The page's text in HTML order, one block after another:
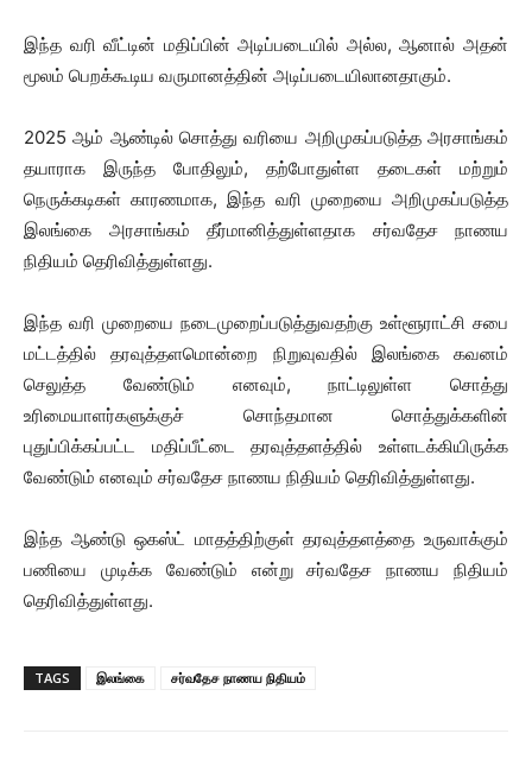
இந்த வரி வீட்டின் மதிப்பின் அடிப்படையில் அல்ல, ஆனால் அதன்
மூலம் பெறக்கூடிய வருமானத்தின் அடிப்படையிலானதாகும்.
2025 ஆம் ஆண்டில் சொத்து வரியை அறிமுகப்படுத்த அரசாங்கம்
தயாராக இருந்த போதிலும், தற்போதுள்ள தடைகள் மற்றும்
நெருக்கடிகள் காரணமாக, இந்த வரி முறையை அறிமுகப்படுத்த
இலங்கை அரசாங்கம் தீர்மானித்துள்ளதாக சர்வதேச நாணய
நிதியம் தெரிவித்துள்ளது.
இந்த வரி முறையை நடைமுறைப்படுத்துவதற்கு உள்ளூராட்சி சபை
மட்டத்தில் தரவுத்தளமொன்றை நிறுவுவதில் இலங்கை கவனம்
செலுத்த வேண்டும் எனவும், நாட்டிலுள்ள சொத்து
உரிமையாளர்களுக்குச் சொந்தமான சொத்துக்களின்
புதுப்பிக்கப்பட்ட மதிப்பீட்டை தரவுத்தளத்தில் உள்ளடக்கியிருக்க
வேண்டும் எனவும் சர்வதேச நாணய நிதியம் தெரிவித்துள்ளது.
இந்த ஆண்டு ஒகஸ்ட் மாதத்திற்குள் தரவுத்தளத்தை உருவாக்கும்
பணியை முடிக்க வேண்டும் என்று சர்வதேச நாணய நிதியம்
தெரிவித்துள்ளது.
TAGS இலங்கை சர்வதேச நாணய நிதியம்